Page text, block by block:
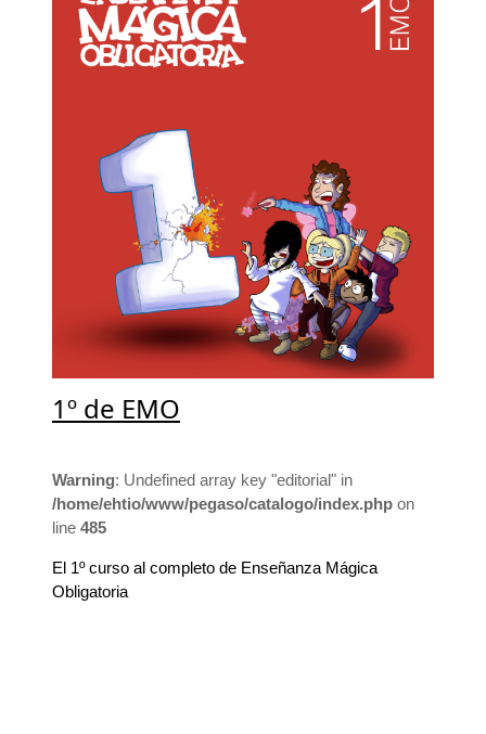
1º de EMO
Warning: Undefined array key "editorial" in
/home/ehtio/www/pegaso/catalogo/index.php on
line 485
El 1º curso al completo de Enseñanza Mágica
Obligatoria